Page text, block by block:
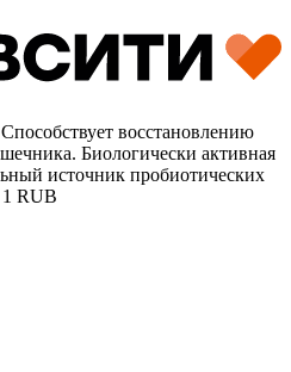
Способствует восстановлению
Биологически активная
источник пробиотических
1 RUB